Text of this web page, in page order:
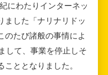
にわたりインターネッ
ました「ナリナリドッ
のたび諸般の事情によ
して、事業を停止しそ
ととなりました。